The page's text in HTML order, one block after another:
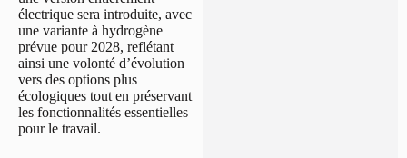
électrique sera introduite, avec
une variante à hydrogène
prévue pour 2028, reflétant
ainsi une volonté d’évolution
vers des options plus
écologiques tout en préservant
les fonctionnalités essentielles
pour le travail.